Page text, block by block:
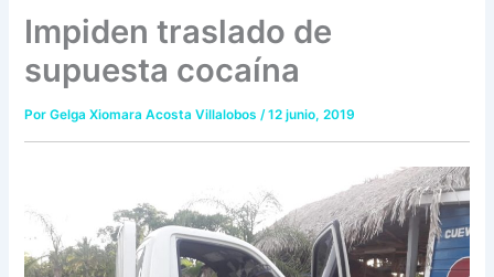
Impiden traslado de
supuesta cocaína
PorGelga Xiomara Acosta Villalobos/12 junio, 2019